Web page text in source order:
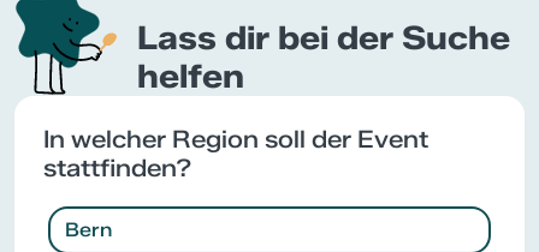
Lass dir bei der Suche
helfen
In welcher Region soll der Event
stattfinden?
Bern